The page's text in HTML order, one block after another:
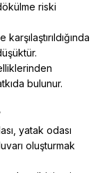
riski
bulunur.
yatak odası
oluşturmak